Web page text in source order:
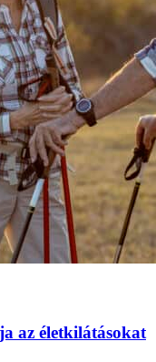
az életkilátásokat